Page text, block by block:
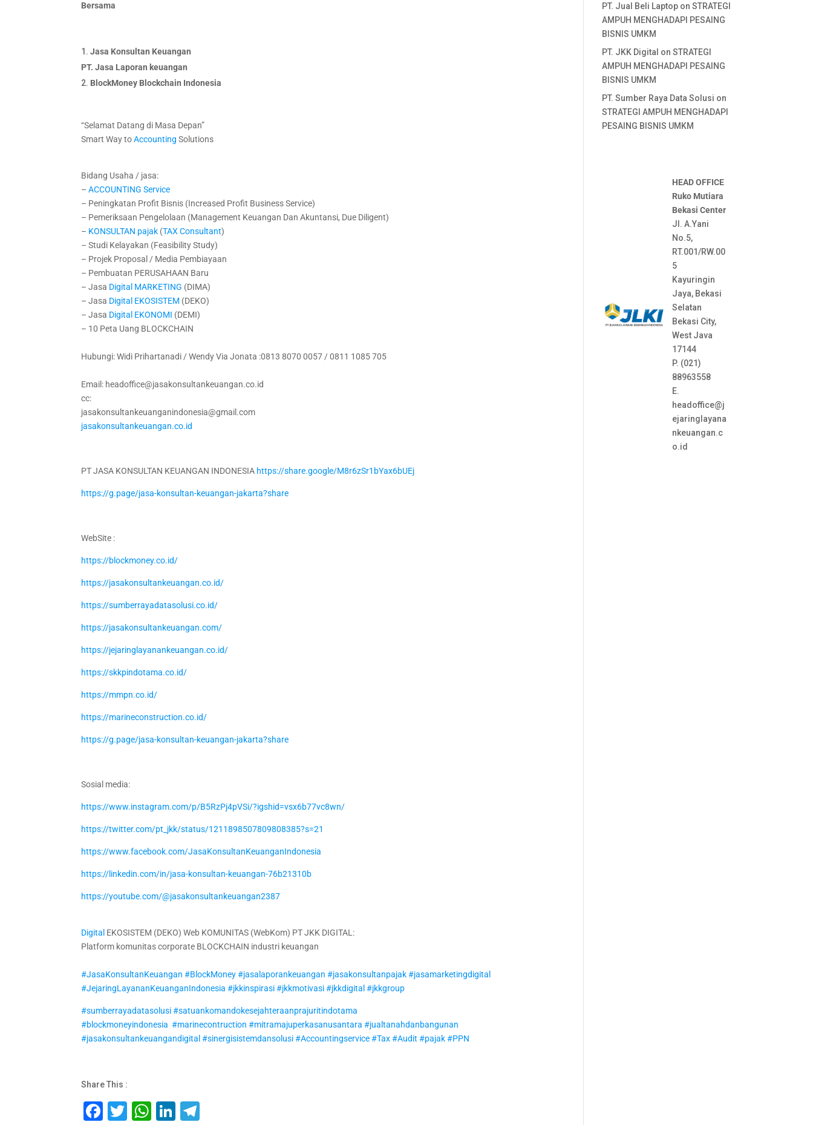
Bersama
Jasa Konsultan Keuangan
PT. Jasa Laporan keuangan
BlockMoney Blockchain Indonesia
“Selamat Datang di Masa Depan”
Smart Way toAccounting Solutions
Bidang Usaha / jasa:
–ACCOUNTING Service
– Peningkatan Profit Bisnis (Increased Profit Business Service)
– Pemeriksaan Pengelolaan (Management Keuangan Dan Akuntansi, Due Diligent)
– KONSULTAN pajak (TAX Consultant)
– Studi Kelayakan (Feasibility Study)
– Projek Proposal / Media Pembiayaan
– Pembuatan PERUSAHAAN Baru
– Jasa Digital MARKETING (DIMA)
– Jasa Digital EKOSISTEM (DEKO)
– Jasa Digital EKONOMI (DEMI)
– 10 Peta Uang BLOCKCHAIN
Hubungi: Widi Prihartanadi / Wendy Via Jonata :0813 8070 0057 / 0811 1085 705
Email: headoffice@jasakonsultankeuangan.co.id
cc:
jasakonsultankeuanganindonesia@gmail.com
jasakonsultankeuangan.co.id
PT JASA KONSULTAN KEUANGAN INDONESIA https://share.google/M8r6zSr1bYax6bUEj
https://g.page/jasa-konsultan-keuangan-jakarta?share
WebSite :
https://blockmoney.co.id/
https://jasakonsultankeuangan.co.id/
https://sumberrayadatasolusi.co.id/
https://jasakonsultankeuangan.com/
https://jejaringlayanankeuangan.co.id/
https://skkpindotama.co.id/
https://mmpn.co.id/
https://marineconstruction.co.id/
https://g.page/jasa-konsultan-keuangan-jakarta?share
Sosial media:
https://www.instagram.com/p/B5RzPj4pVSi/?igshid=vsx6b77vc8wn/
https://twitter.com/pt_jkk/status/1211898507809808385?s=21
https://www.facebook.com/JasaKonsultanKeuanganIndonesia
https://linkedin.com/in/jasa-konsultan-keuangan-76b21310b
https://youtube.com/@jasakonsultankeuangan2387
Digital EKOSISTEM (DEKO) Web KOMUNITAS (WebKom) PT JKK DIGITAL:
Platform komunitas corporate BLOCKCHAIN industri keuangan
#JasaKonsultanKeuangan #BlockMoney #jasalaporankeuangan #jasakonsultanpajak #jasamarketingdigital
#JejaringLayananKeuanganIndonesia #jkkinspirasi #jkkmotivasi #jkkdigital #jkkgroup
#sumberrayadatasolusi #satuankomandokesejahteraanprajuritindotama
#blockmoneyindonesia #marinecontruction #mitramajuperkasanusantara #jualtanahdanbangunan
#jasakonsultankeuangandigital #sinergisistemdansolusi #Accountingservice #Tax#Audit #pajak #PPN
Share This :
F
T
W Li
PT. Jual Beli Laptopon STRATEGI
AMPUH MENGHADAPI PESAING
BISNIS UMKM
PT. JKK Digital on STRATEGI
AMPUH MENGHADAPI PESAING
BISNIS UMKM
PT. Sumber Raya Data Solusi on
STRATEGI AMPUH MENGHADAPI
PESAING BISNIS UMKM
HEAD OFFICE
Ruko Mutiara
Bekasi Center
Jl. A.Yani
No.5,
RT.001/RW.00
5
Kayuringin
Jaya, Bekasi
Selatan
Bekasi City,
West Java
17144
P. (021)
88963558
E.
headoffice@j
ejaringlayana
nkeuangan.c
o.id